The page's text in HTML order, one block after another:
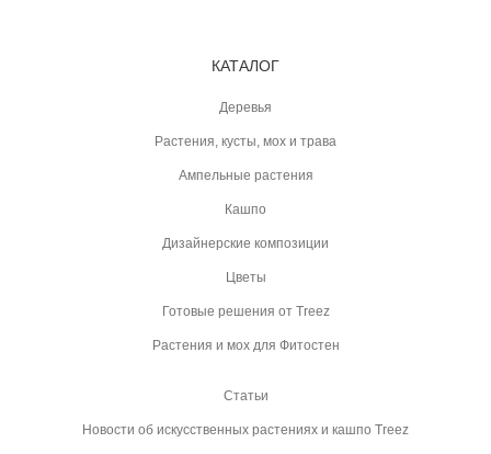
КАТАЛОГ
Деревья
Растения, кусты, мох и трава
Ампельные растения
Кашпо
Дизайнерские композиции
Цветы
Готовые решения от Treez
Растения и мох для Фитостен
Статьи
Новости об искусственных растениях и кашпо Treez